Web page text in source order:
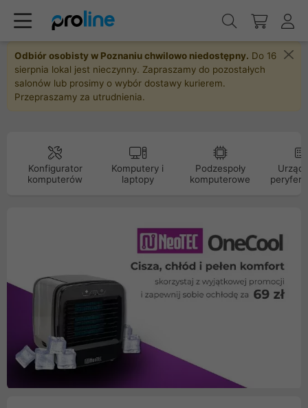
Odbiór osobisty w Poznaniu chwilowo niedostępny. Do 16
sierpnia lokal jest nieczynny. Zapraszamy do pozostałych
salonów lub prosimy o wybór dostawy kurierem.
Przepraszamy za utrudnienia.
Konfigurator
komputerów
Komputery i
laptopy
Podzespoły
komputerowe